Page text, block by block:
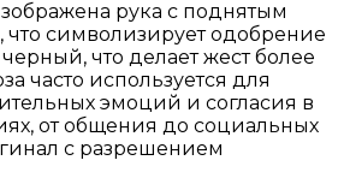
рука с поднятым
символизирует одобрение
что делает жест более
часто используется для
эмоций и согласия в
от общения до социальных
с разрешением